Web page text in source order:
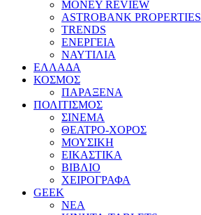
MONEY REVIEW
ASTROBANK PROPERTIES
TRENDS
ΕΝΕΡΓΕΙΑ
ΝΑΥΤΙΛΙΑ
ΕΛΛΑΔΑ
ΚΟΣΜΟΣ
ΠΑΡΑΞΕΝΑ
ΠΟΛΙΤΙΣΜΟΣ
ΣΙΝΕΜΑ
ΘΕΑΤΡΟ-ΧΟΡΟΣ
ΜΟΥΣΙΚΗ
ΕΙΚΑΣΤΙΚΑ
ΒΙΒΛΙΟ
ΧΕΙΡΟΓΡΑΦΑ
GEEK
ΝΕΑ